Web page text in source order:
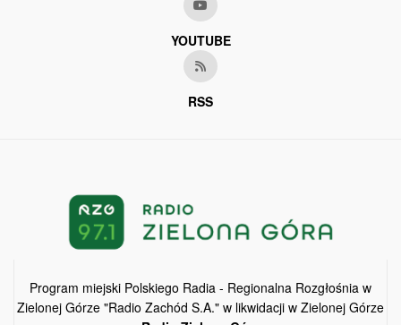
YOUTUBE
RSS
Program miejski Polskiego Radia - Regionalna Rozgłośnia w
Zielonej Górze "Radio Zachód S.A." w likwidacji w Zielonej Górze